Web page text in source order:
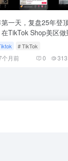
一天，复盘25年登
TikTok Shop美区做
一
# TikTok
个月前 0 313